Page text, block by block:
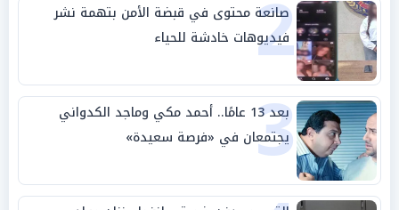
2
صانعة محتوى في قبضة الأمن بتهمة نشر
فيديوهات خادشة للحياء
3 بعد 13 عامًا.. أحمد مكي وماجد الكدواني
يجتمعان في «فرصة سعيدة»